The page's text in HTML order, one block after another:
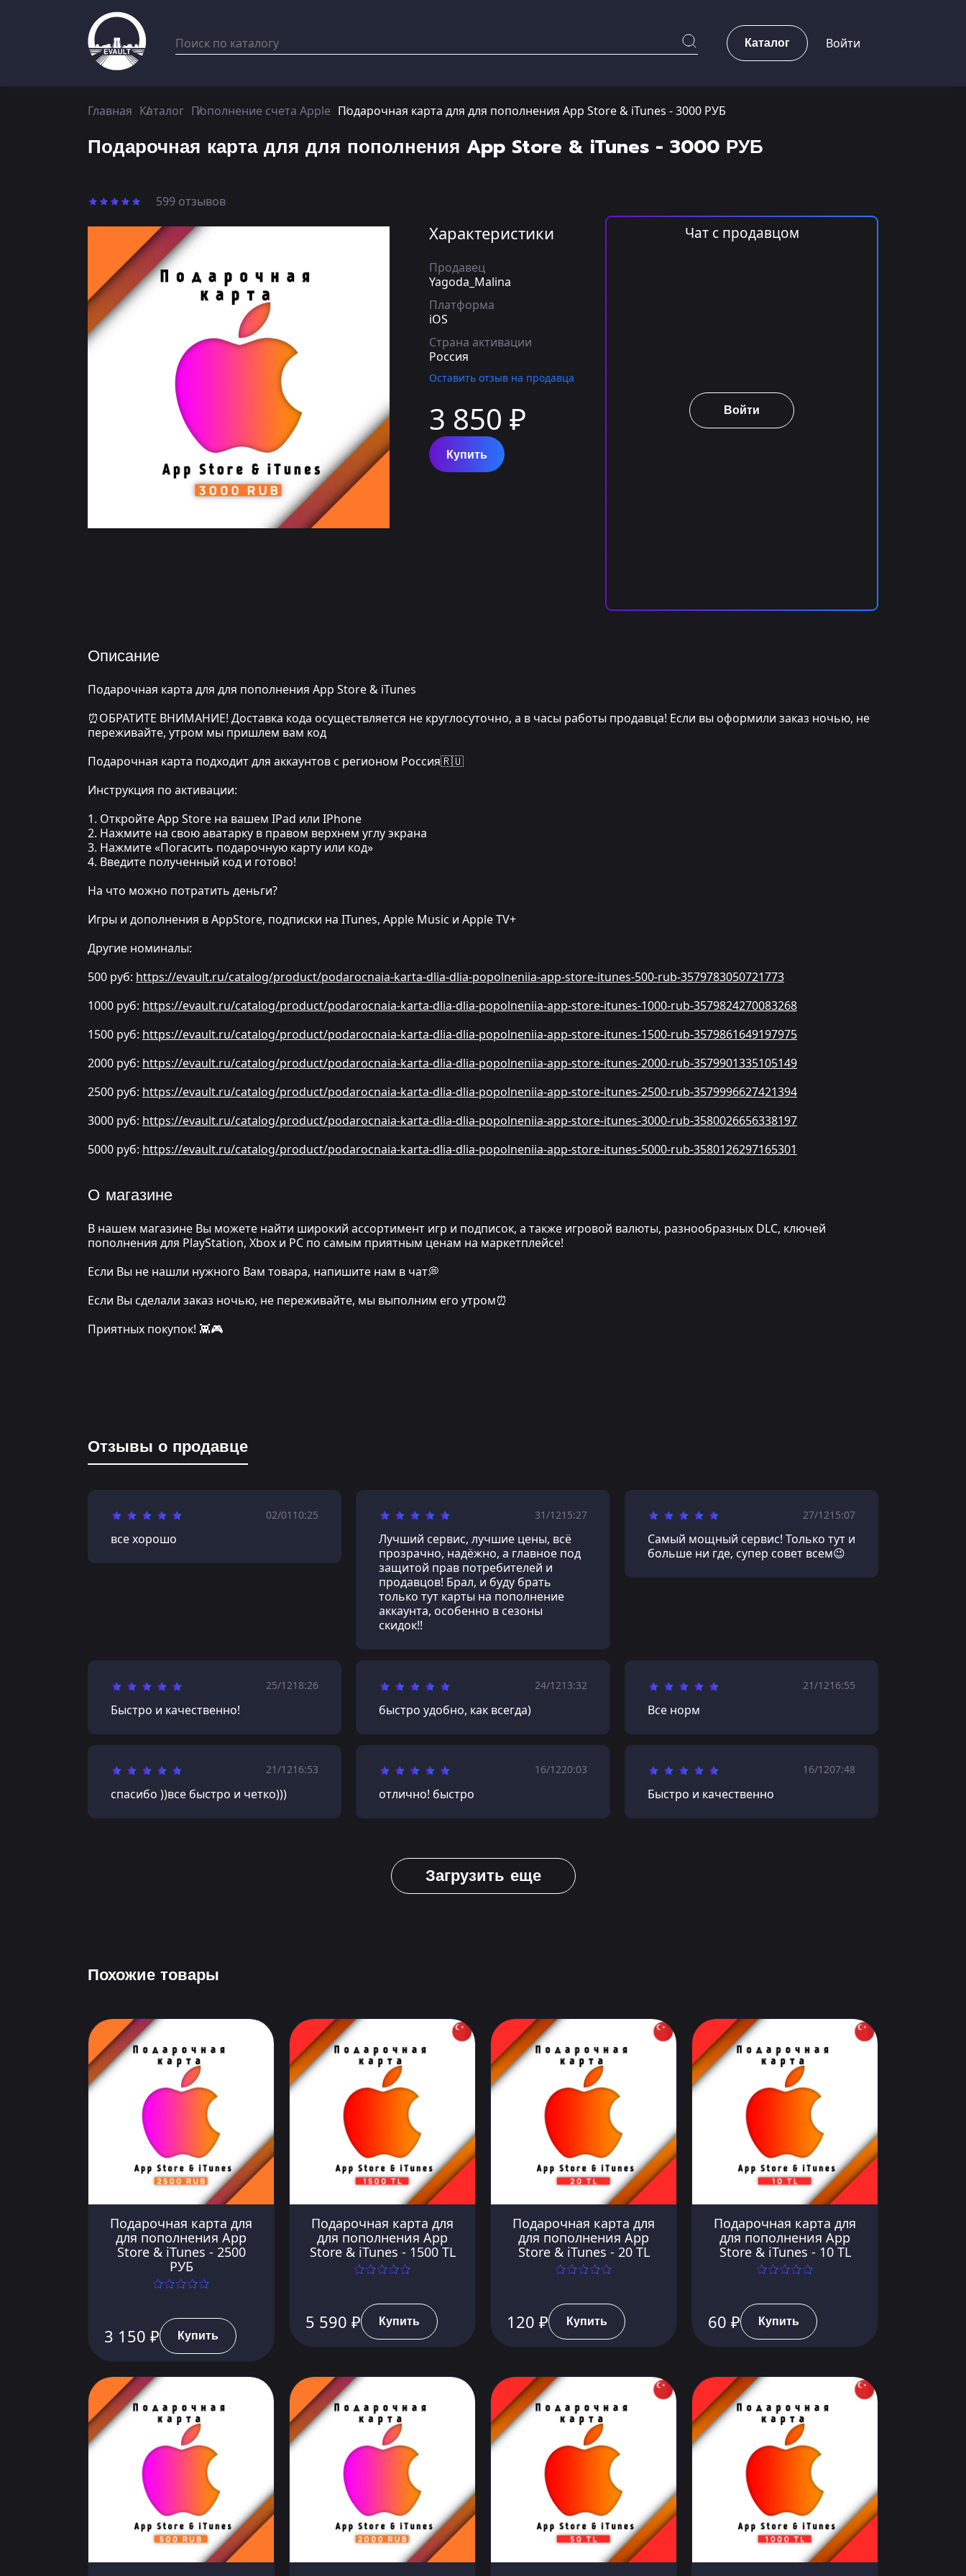
Каталог Войти
Главная Каталог Пополнение счета Apple Подарочная карта для для пополнения App Store & iTunes - 3000 РУБ
Подарочная карта для для пополнения App Store & iTunes - 3000 РУБ
599 отзывов
Характеристики
Продавец
Yagoda_Malina
Платформа
iOS
Страна активации
Россия
Оставить отзыв на продавца
3 850 ₽
Купить
Чат с продавцом
Войти
Описание
Подарочная карта для для пополнения App Store & iTunes
⏰ОБРАТИТЕ ВНИМАНИЕ! Доставка кода осуществляется не круглосуточно, а в часы работы продавца! Если вы оформили заказ ночью, не
переживайте, утром мы пришлем вам код
Подарочная карта подходит для аккаунтов с регионом Россия🇷🇺
Инструкция по активации:
1. Откройте App Store на вашем IPad или IPhone
2. Нажмите на свою аватарку в правом верхнем углу экрана
3. Нажмите «Погасить подарочную карту или код»
4. Введите полученный код и готово!
На что можно потратить деньги?
Игры и дополнения в AppStore, подписки на ITunes, Apple Music и Apple TV+
Другие номиналы:
500 руб: https://evault.ru/catalog/product/podarocnaia-karta-dlia-dlia-popolneniia-app-store-itunes-500-rub-3579783050721773
1000 руб: https://evault.ru/catalog/product/podarocnaia-karta-dlia-dlia-popolneniia-app-store-itunes-1000-rub-3579824270083268
1500 руб: https://evault.ru/catalog/product/podarocnaia-karta-dlia-dlia-popolneniia-app-store-itunes-1500-rub-3579861649197975
2000 руб: https://evault.ru/catalog/product/podarocnaia-karta-dlia-dlia-popolneniia-app-store-itunes-2000-rub-3579901335105149
2500 руб: https://evault.ru/catalog/product/podarocnaia-karta-dlia-dlia-popolneniia-app-store-itunes-2500-rub-3579996627421394
3000 руб: https://evault.ru/catalog/product/podarocnaia-karta-dlia-dlia-popolneniia-app-store-itunes-3000-rub-3580026656338197
5000 руб: https://evault.ru/catalog/product/podarocnaia-karta-dlia-dlia-popolneniia-app-store-itunes-5000-rub-3580126297165301
О магазине
В нашем магазине Вы можете найти широкий ассортимент игр и подписок, а также игровой валюты, разнообразных DLC, ключей
пополнения для PlayStation, Xbox и PC по самым приятным ценам на маркетплейсе!
Если Вы не нашли нужного Вам товара, напишите нам в чат💭
Если Вы сделали заказ ночью, не переживайте, мы выполним его утром⏰
Приятных покупок! 👾🎮
Отзывы о продавце
02/01 10:25
все хорошо
31/1215:27
Лучший сервис, лучшие цены, всё
прозрачно, надёжно, а главное под
защитой прав потребителей и
продавцов! Брал, и буду брать
только тут карты на пополнение
аккаунта, особенно в сезоны
скидок!!
27/1215:07
Самый мощный сервис! Только тут и
больше ни где, супер совет всем😉
25/1218:26
Быстро и качественно!
24/1213:32
быстро удобно, как всегда)
21/1216:55
Все норм
21/1216:53
спасибо ))все быстро и четко)))
16/1220:03
отлично! быстро
16/1207:48
Быстро и качественно
Загрузить еще
Похожие товары
Подарочная карта для
для пополнения App
Store & iTunes - 2500
РУБ
3 150 ₽ Купить
Подарочная карта для
для пополнения App
Store & iTunes - 1500 TL
5 590 ₽ Купить
Подарочная карта для
для пополнения App
Store & iTunes - 20 TL
120 ₽ Купить
Подарочная карта для
для пополнения App
Store & iTunes - 10 TL
60 ₽ Купить